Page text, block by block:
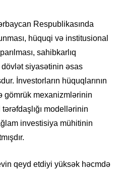
Respublikasında
hüquqi və institusional
sahibkarlıq
siyasətinin əsas
İnvestorların hüquqlarının
gömrük mexanizmlərinin
modellərinin
investisiya mühitinin
qeyd etdiyi yüksək həcmdə